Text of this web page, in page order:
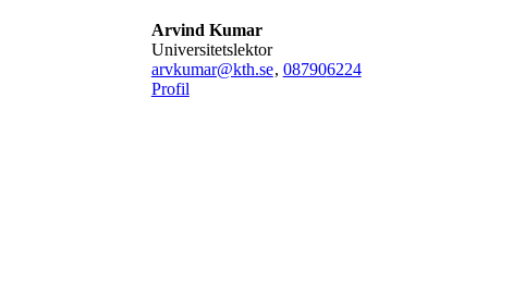
Arvind Kumar
universitetslektor
arvkumar@kth.se, 087906224
Profil